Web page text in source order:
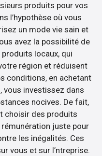
produits pour vos
l’hypothèse où vous
un mode vie sain et
avez la possibilité de
locaux, qui
région et réduisent
conditions, en achetant
vous investissez dans
nocives. De fait,
choisir des produits
juste pour
les inégalités. Ces
vous et sur l’ntreprise.